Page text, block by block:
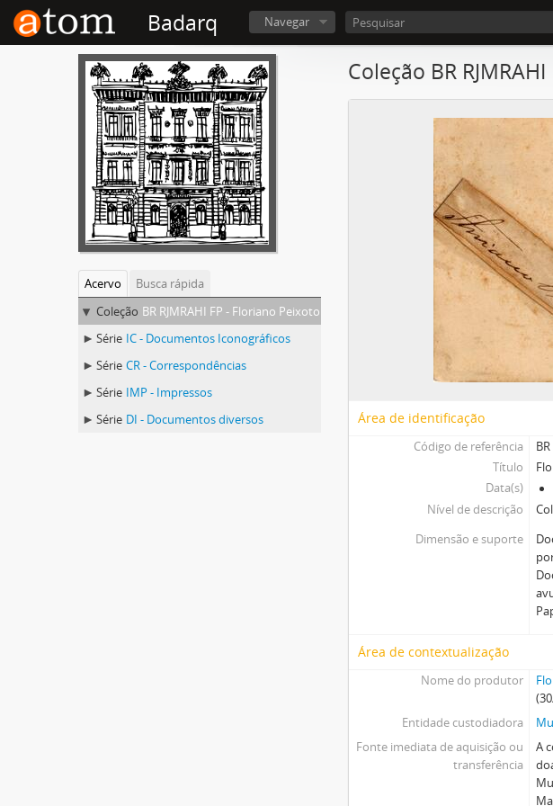
Badarq Navegar
Acervo
Busca rápida
Coleção BR RJMRAHI FP - Floriano Peixoto
Série IC - Documentos Iconográficos
Série CR - Correspondências
Série IMP - Impressos
Série DI - Documentos diversos
Coleção BR
Área de identificação
Código de referência
Título
Data(s)
Nível de descrição
Dimensão e suporte
Área de contextualização
Nome do produtor
Entidade custodiadora
Fonte imediata de aquisição ou
transferência
A